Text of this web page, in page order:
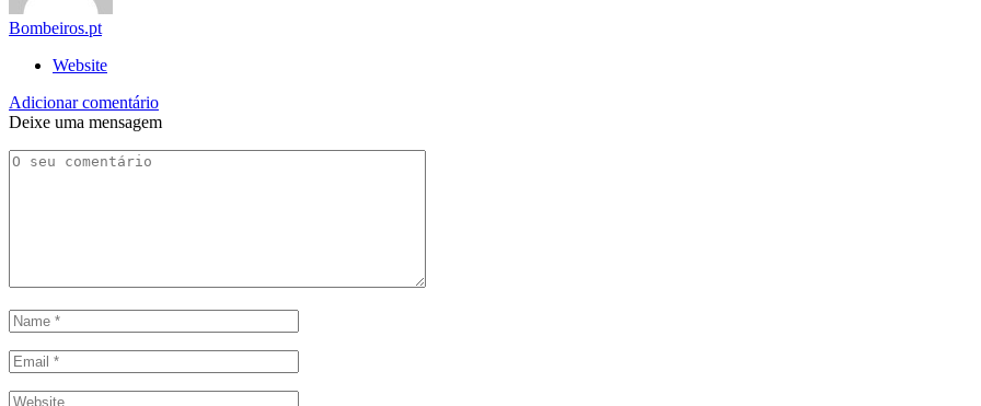
Bombeiros.pt
Website
Adicionar comentário
Deixe uma mensagem